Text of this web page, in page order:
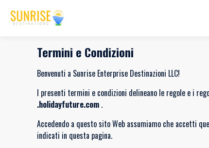
Termini e Condizioni
Benvenuti a Sunrise Enterprise Destinazioni LLC!
I presenti termini e condizioni delineano le regole e i
.holidayfuture.com .
Accedendo a questo sito Web assumiamo che accetti
indicati in questa pagina.